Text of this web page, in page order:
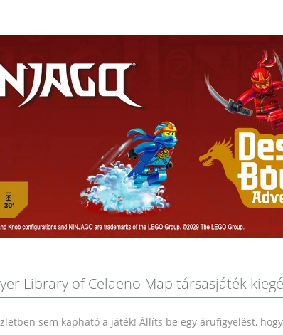
Library of Celaeno Map társasjáték
sem kapható a játék! Állíts be egy árufigyelést,